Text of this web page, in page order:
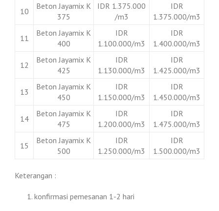
10
Beton Jayamix K
375
IDR 1.375.000
/m3
IDR
1.375.000/m3
11
Beton Jayamix K
400
IDR
1.100.000/m3
IDR
1.400.000/m3
12
Beton Jayamix K
425
IDR
1.130.000/m3
IDR
1.425.000/m3
13
Beton Jayamix K
450
IDR
1.150.000/m3
IDR
1.450.000/m3
14
Beton Jayamix K
475
IDR
1.200.000/m3
IDR
1.475.000/m3
15
Beton Jayamix K
500
IDR
1.250.000/m3
IDR
1.500.000/m3
Keterangan :
konfirmasi pemesanan 1-2 hari